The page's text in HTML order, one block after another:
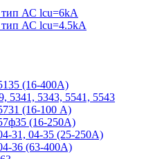
АС lcu=6kA
АС lcu=4.5kA
(16-400А)
5341, 5343, 5541, 5543
(16-100 А)
(16-250А)
31, 04-35 (25-250А)
36 (63-400А)